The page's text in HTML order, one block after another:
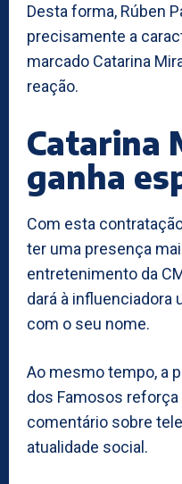
Desta forma, Rúben
precisamente a
marcado Catarina
reação.
Catarina
ganha
Com esta
ter uma presença
entretenimento da
dará à influenciadora
com o seu nome.
Ao mesmo tempo, a
dos Famosos reforça
comentário sobre
atualidade social.